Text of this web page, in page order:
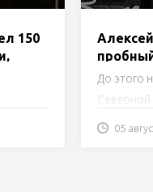
150
До этого
Северной
05